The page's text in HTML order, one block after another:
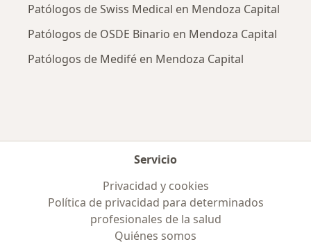
Patólogos de Swiss Medical en Mendoza Capital
Patólogos de OSDE Binario en Mendoza Capital
Patólogos de Medifé en Mendoza Capital
Servicio
Privacidad y cookies
Política de privacidad para determinados
profesionales de la salud
Quiénes somos